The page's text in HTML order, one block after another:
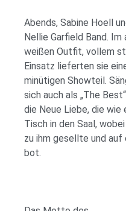
Abends, Sabine Hoell
Nellie Garfield Band.
weißen Outfit, vollem
Einsatz lieferten sie
minütigen Showteil.
sich auch als „The
die Neue Liebe, die wie
Tisch in den Saal,
zu ihm gesellte und auf
bot.